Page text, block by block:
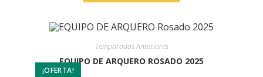
¡OFERTA!
Temporadas Anteriores
EQUIPO DE ARQUERO ROSADO 2025